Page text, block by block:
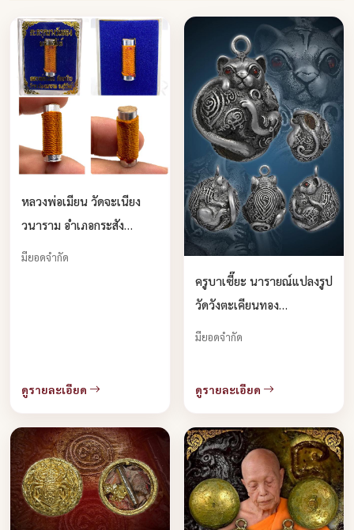
หลวงพ่อเมียน วัดจะเนียง
วนาราม อำเภอกระสัง
จังหวัดบุรีรัมย์ บูชาได้แล้ว
มียอดจำกัด
ดูรายละเอียด
ครูบาเซี๊ยะ นารายณ์แปลงรูป
วัดวังตะเคียนทอง
กำแพงเพชร บูชาได้แล้วครับ
มียอดจำกัด
ดูรายละเอียด